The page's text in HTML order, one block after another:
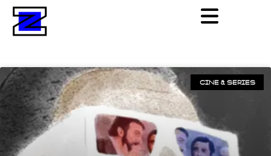
CINE & SERIES